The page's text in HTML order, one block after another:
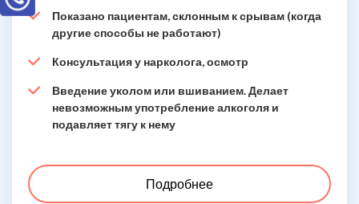
Показано пациентам, склонным к срывам (когда
другие способы не работают)
Консультация у нарколога, осмотр
Введение уколом или вшиванием. Делает
невозможным употребление алкоголя и
подавляет тягу к нему
Подробнее